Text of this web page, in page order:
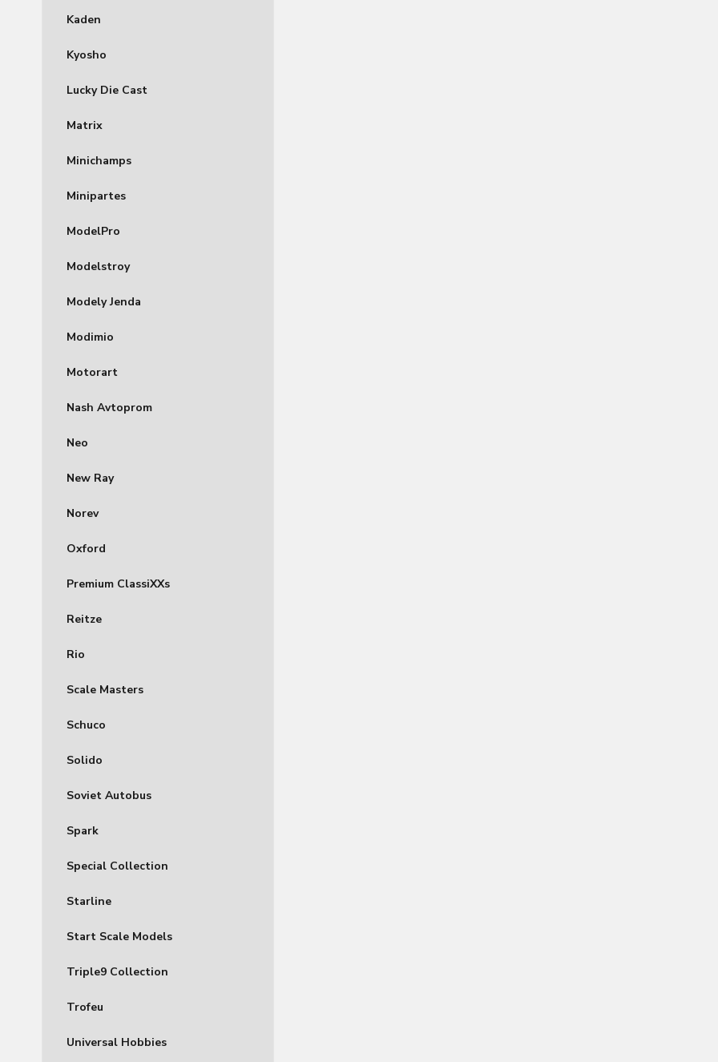
Kaden
Kyosho
Lucky Die Cast
Matrix
Minichamps
Minipartes
ModelPro
Modelstroy
Modely Jenda
Modimio
Motorart
Nash Avtoprom
Neo
New Ray
Norev
Oxford
Premium ClassiXXs
Reitze
Rio
Scale Masters
Schuco
Solido
Soviet Autobus
Spark
Special Collection
Starline
Start Scale Models
Triple9 Collection
Trofeu
Universal Hobbies